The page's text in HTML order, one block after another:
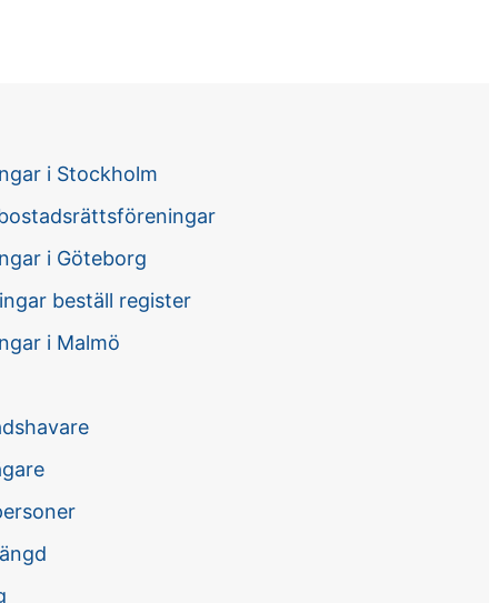
i Stockholm
i Göteborg
beställ register
i Malmö